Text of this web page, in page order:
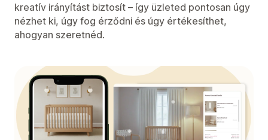
kreatív irányítást biztosít – így üzleted pontosan úgy
nézhet ki, úgy fog érződni és úgy értékesíthet,
ahogyan szeretnéd.